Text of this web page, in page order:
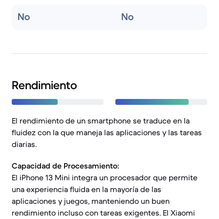
No No
Rendimiento
El rendimiento de un smartphone se traduce en la
fluidez con la que maneja las aplicaciones y las tareas
diarias.
Capacidad de Procesamiento:
El iPhone 13 Mini integra un procesador que permite
una experiencia fluida en la mayoría de las
aplicaciones y juegos, manteniendo un buen
rendimiento incluso con tareas exigentes. El Xiaomi